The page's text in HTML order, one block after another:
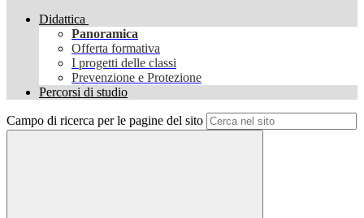
Didattica
Panoramica
Offerta formativa
I progetti delle classi
Prevenzione e Protezione
Percorsi di studio
Campo di ricerca per le pagine del sito